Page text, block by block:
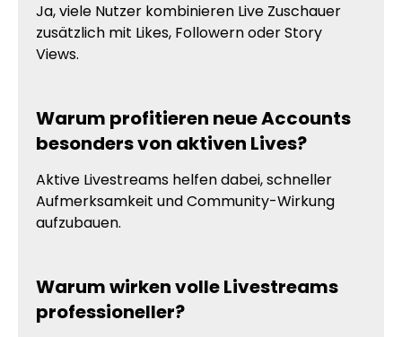
Ja, viele Nutzer kombinieren Live Zuschauer
zusätzlich mit Likes, Followern oder Story
Views.
Warum profitieren neue Accounts
besonders von aktiven Lives?
Aktive Livestreams helfen dabei, schneller
Aufmerksamkeit und Community-Wirkung
aufzubauen.
Warum wirken volle Livestreams
professioneller?